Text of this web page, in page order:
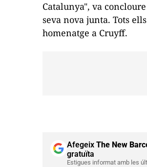
Catalunya", va
seva nova junta. Tots
homenatge a Cruyff.
Afegeix The New
gratuïta
Estigues informat amb les